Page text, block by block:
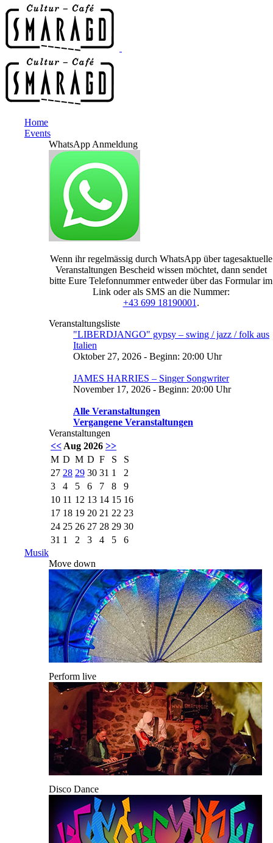
Home
Events
WhatsApp Anmeldung
Wenn ihr regelmässig durch WhatsApp über tagesaktuelle
Veranstaltungen Bescheid wissen möchtet, dann sendet
bitte Eure Telefonnummer entweder über das Formular im
Link oder als SMS an die Nummer:
+43 699 18190001 .
Veranstaltungsliste
"LIBERDJANGO" gypsy – swing / jazz / folk aus
Italien
Oktober 27, 2026 - Beginn: 20:00 Uhr
JAMES HARRIES – Singer Songwriter
November 17, 2026 - Beginn: 20:00 Uhr
Alle Veranstaltungen
Vergangene Veranstaltungen
Veranstaltungen
<< Aug 2026 >>
M D M D F S
S
27 28 29 30 31 1
2
3
4 5 6 7 8
9
10 11 12 13 14 15 16
17 18 19 20 21 22 23
24 25 26 27 28 29 30
31 1 2 3 4 5
6
Musik
Move down
Perform live
Disco Dance